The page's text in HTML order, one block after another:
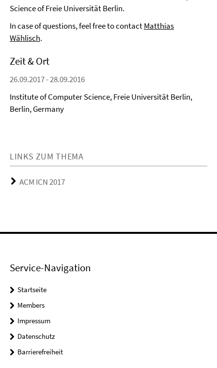
Science of Freie Universität Berlin.
In case of questions, feel free to contactMatthias
Wählisch.
Zeit & Ort
26.09.2017 - 28.09.2016
Institute of Computer Science, Freie Universität Berlin,
Berlin, Germany
LINKS ZUM THEMA
ACM ICN 2017
Service-Navigation
Startseite
Members
Impressum
Datenschutz
Barrierefreiheit